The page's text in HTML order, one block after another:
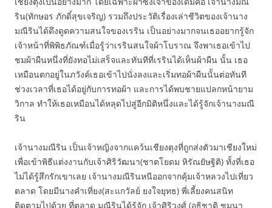
ริน(ทักษอร ภักดิ์สุขเจริญ) รวมถึงประวัติเรื่องเล่าชีวิตของเจ้านาง
มณีรินได้ดึงดูดความสนใจของเรริน เป็นอย่างมากจนเธออยากรู้จัก
เจ้าหน้าที่พิพิธภัณฑ์เมื่อรู้ว่าเรรินสนใจผ้าโบราณ จึงพาเธอเข้าไป
ชมผ้าผืนหนึ่งที่ยังทอไม่เสร็จและทันทีที่เรรินได้เห็นผ้าผืน นั้น เธอ
เหมือนตกอยู่ในภวังค์เธอเข้าไปนั่งลงและเริ่มทอผ้าผืนนั้นต่อทันที
ช่วงเวลาที่เธอได้อยู่กับการทอผ้า และการได้พบชายแปลกหน้ายาม
วิกาล ทำให้เธอเหมือนได้หลุดไปสู่อีกมิติหนึ่งและได้รู้จักเจ้านางมณี
ริน
เจ้านางมณีริน เป็นเจ้าหญิงจากแคว้นเชียงตุงที่ถูกส่งตัวมาเชียงใหม่
เพื่อเข้าพิธีแต่งงานกับเจ้าศิริวัฒนา(ชาตโยดม หิรัณยัษฐิติ) ทั้งที่เธอ
ไม่ได้รู้สึกรักเขาเลย เจ้านางมณีรินหนีออกจากคุ้มเจ้าหลวงไปเที่ยว
ตลาด โดยมีนางคำเที่ยง(สะแกวัลย์ ยงใจยุทธ) พี่เลี้ยงคนสนิท
ติดตามไปด้วย ที่ตลาด มณีรินได้รู้จัก เจ้าศิริวงศ์ (อธิชาติ ชุมนา